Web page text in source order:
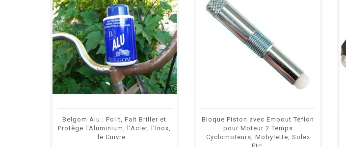
Belgom Alu : Polit, Fait Briller et
Protège l'Aluminium, l'Acier, l'Inox,
le Cuivre...
Bloque Piston avec Embout Téflon
pour Moteur 2 Temps
Cyclomoteurs, Mobylette, Solex